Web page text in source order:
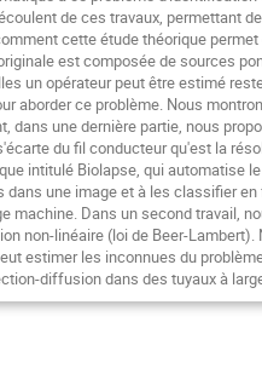
de ces travaux, permettant
cette étude théorique
est composée de sources
un opérateur peut être estimé
aborder ce problème. Nous
dans une dernière partie, nous
du fil conducteur qu'est la
intitulé Biolapse, qui automatise
une image et à les classifier
machine. Dans un second travail,
non-linéaire (loi de Beer-
estimer les inconnues du
diffusion dans des tuyaux à